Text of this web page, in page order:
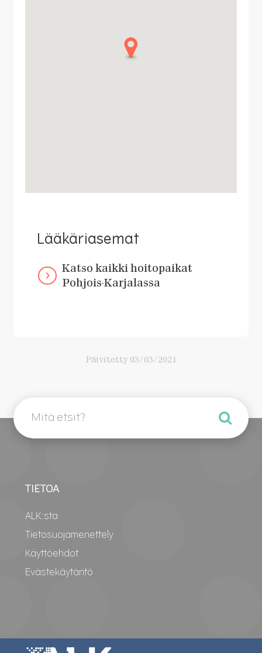
Lääkäriasemat
Katso kaikki hoitopaikat
Pohjois-Karjalassa
Päivitetty 03/03/2021
TIETOA
ALK:sta
Tietosuojamenettely
Käyttöehdot
Evästekäytäntö